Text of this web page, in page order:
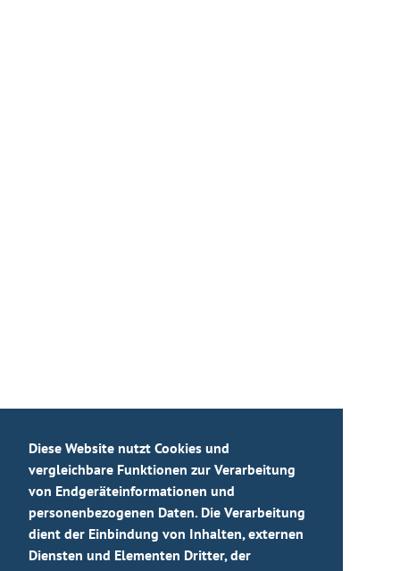
Diese Website nutzt Cookies und
vergleichbare Funktionen zur Verarbeitung
von Endgeräteinformationen und
personenbezogenen Daten. Die Verarbeitung
dient der Einbindung von Inhalten, externen
Diensten und Elementen Dritter, der